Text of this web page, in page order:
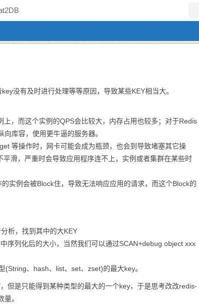
没有及时进行处理等等原因，导致某些KEY相当大。
，而这个实例的QPS会比较大，内存占用也较多；对于Redis
库容，使用更牛逼的服务器。
等操作时，网卡可能会成为瓶颈，也会到导致堵塞其它操
滑，严重时会导致应用程序连不上，实例或者集群在某些时
实例会被Block住，导致无法响应应用的请求，而这个Block的
析，找到其中的大KEY
序列化后的大小，当然我们可以通过SCAN+debug object xxx
、hash、list、set、zset)的最大key。
但是只能得到某种类型的最大的一个key，于是思考改改redis-
。